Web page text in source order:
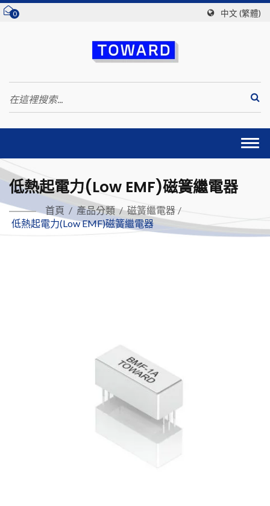
0 中文 (繁體)
低熱起電力(Low EMF)磁簧繼電器
首頁 / 產品分類 / 磁簧繼電器 /
低熱起電力(Low EMF)磁簧繼電器